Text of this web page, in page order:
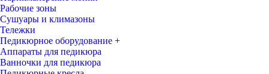
Рабочие зоны
Сушуары и климазоны
Тележки
Педикюрное оборудование +
Аппараты для педикюра
Ванночки для педикюра